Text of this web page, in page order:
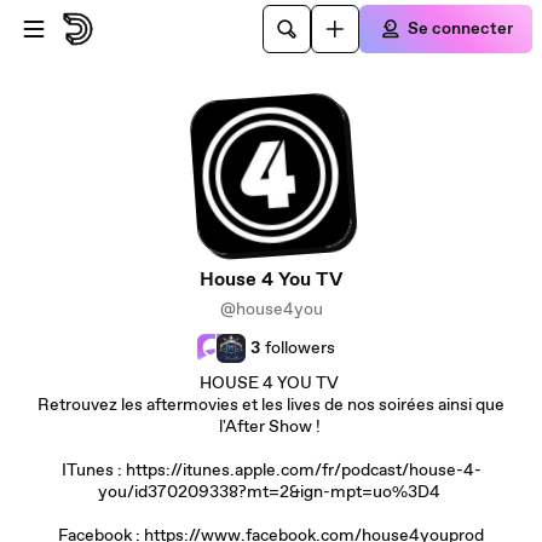
Passer au contenu principal
Se connecter
House 4 You TV
@house4you
3 followers
HOUSE 4 YOU TV
Retrouvez les aftermovies et les lives de nos soirées ainsi que
l'After Show !
ITunes : https://itunes.apple.com/fr/podcast/house-4-
you/id370209338?mt=2&ign-mpt=uo%3D4
Facebook : https://www.facebook.com/house4youprod